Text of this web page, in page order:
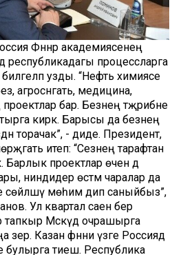
Фәннәр академиясенең
республикадагы процессларга
билгеләп узды. “Нефть химиясе
агросәнәгать, медицина,
бар. Безнең тәҗрибәне
кирәк. Барысы да безнең
торачак”, - диде. Президент,
итеп: “Сезнең тарафтан
Барлык проектлар өчен дә
ниндидер өстәмә чаралар да
сөйләшү мөһим дип саныйбыз”,
Ул квартал саен бер
Мәскәүдә очрашырга
әзер. Казан фәнни үзәге Россиядә
тиеш. Республика